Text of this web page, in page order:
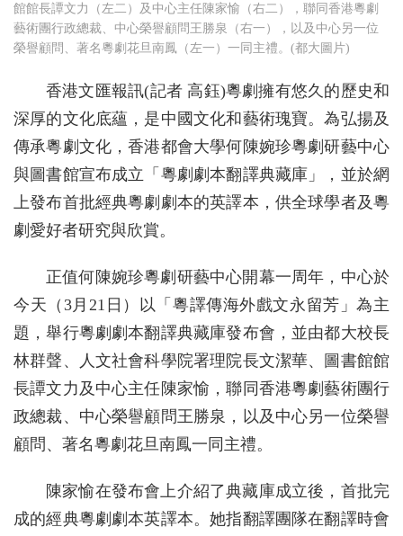
館館長譚文力（左二）及中心主任陳家愉（右二），聯同香港粵劇
藝術團行政總裁、中心榮譽顧問王勝泉（右一），以及中心另一位
榮譽顧問、著名粵劇花旦南鳳（左一）一同主禮。(都大圖片)
香港文匯報訊(記者 高鈺)粵劇擁有悠久的歷史和
深厚的文化底蘊，是中國文化和藝術瑰寶。為弘揚及
傳承粵劇文化，香港都會大學何陳婉珍粵劇研藝中心
與圖書館宣布成立「粵劇劇本翻譯典藏庫」，並於網
上發布首批經典粵劇劇本的英譯本，供全球學者及粵
劇愛好者研究與欣賞。
正值何陳婉珍粵劇研藝中心開幕一周年，中心於
今天（3月21日）以「粵譯傳海外戲文永留芳」為主
題，舉行粵劇劇本翻譯典藏庫發布會，並由都大校長
林群聲、人文社會科學院署理院長文潔華、圖書館館
長譚文力及中心主任陳家愉，聯同香港粵劇藝術團行
政總裁、中心榮譽顧問王勝泉，以及中心另一位榮譽
顧問、著名粵劇花旦南鳳一同主禮。
陳家愉在發布會上介紹了典藏庫成立後，首批完
成的經典粵劇劇本英譯本。她指翻譯團隊在翻譯時會